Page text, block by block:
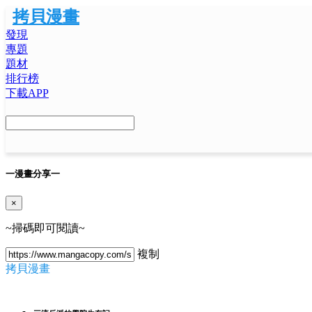
拷貝漫畫
發現
專題
題材
排行榜
下載APP
一漫畫分享一
×
~掃碼即可閱讀~
複制
拷貝漫畫